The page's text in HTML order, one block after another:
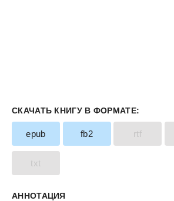
СКАЧАТЬ КНИГУ В ФОРМАТЕ:
epub fb2 rtf
txt
АННОТАЦИЯ